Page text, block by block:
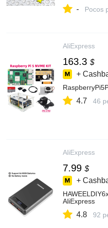
- Pocos
AliExpress
163.3 $
+
4.7 46
AliExpress
7.99 $
+
AliExpress
4.8 92